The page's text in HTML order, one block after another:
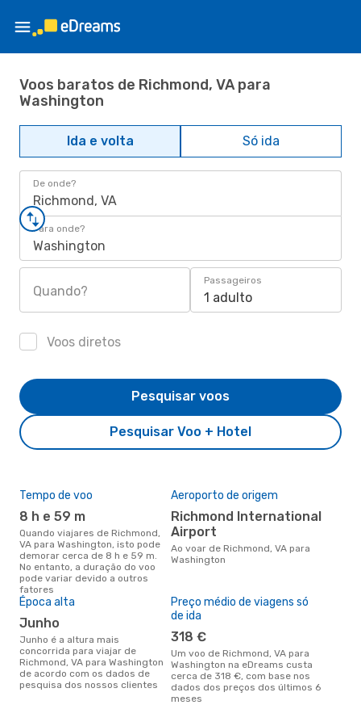
Voos baratos de Richmond, VA para
Washington
Ida e volta Só ida
De onde?
Richmond, VA
Para onde?
Washington
Quando?
Passageiros
1 adulto
Voos diretos
Pesquisar Voo + Hotel
Pesquisar voos
Tempo de voo
8 h e 59 m
Quando viajares de Richmond,
VA para Washington, isto pode
demorar cerca de 8 h e 59 m.
No entanto, a duração do voo
pode variar devido a outros
fatores
Aeroporto de origem
Richmond International
Airport
Ao voar de Richmond, VA para
Washington
Época alta
junho
junho é a altura mais
concorrida para viajar de
Richmond, VA para Washington
de acordo com os dados de
pesquisa dos nossos clientes
Preço médio de viagens só
de ida
318 €
Um voo de Richmond, VA para
Washington na eDreams custa
cerca de 318 €, com base nos
dados dos preços dos últimos 6
meses